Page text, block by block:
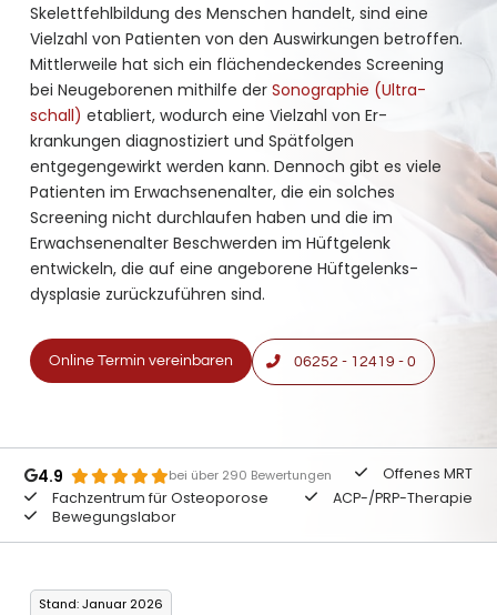
Skelett­fehl­bildung des Menschen handelt, sind eine
Vielzahl von Patienten von den Auswirkungen betroffen.
Mittlerweile hat sich ein flächen­deckendes Screening
bei Neu­geborenen mithilfe der Sonographie (Ultra­
schall) etabliert, wodurch eine Vielzahl von Er­
krankungen diagnostiziert und Spät­folgen
entgegengewirkt werden kann. Dennoch gibt es viele
Patienten im Erwachsenen­alter, die ein solches
Screening nicht durchlaufen haben und die im
Erwachsenen­alter Beschwerden im Hüft­gelenk
entwickeln, die auf eine angeborene Hüft­gelenks­
dysplasie zurückzuführen sind.
Online Termin vereinbaren 06252 - 12419 - 0
4.9 bei über 290 Bewertungen
Offenes MRT
Fachzentrum für Osteoporose
ACP-/PRP-Therapie
Bewegungslabor
Stand: Januar 2026